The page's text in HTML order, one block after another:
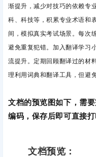
渐提升，减少对技巧的依赖专
科、科技等，积累专业术语和
间，模拟真实考试场景。每次
避免重复犯错。加入翻译学习
流提升。定期回顾翻译过的材
理利用词典和翻译工具，但避
文档的预览图如下，需
编码，保存后即可直接打
文档预览：